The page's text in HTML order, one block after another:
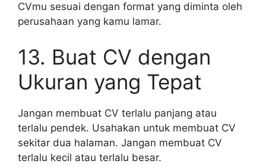
CVmu sesuai dengan format yang diminta oleh
perusahaan yang kamu lamar.
13. Buat CV dengan
Ukuran yang Tepat
Jangan membuat CV terlalu panjang atau
terlalu pendek. Usahakan untuk membuat CV
sekitar dua halaman. Jangan membuat CV
terlalu kecil atau terlalu besar.